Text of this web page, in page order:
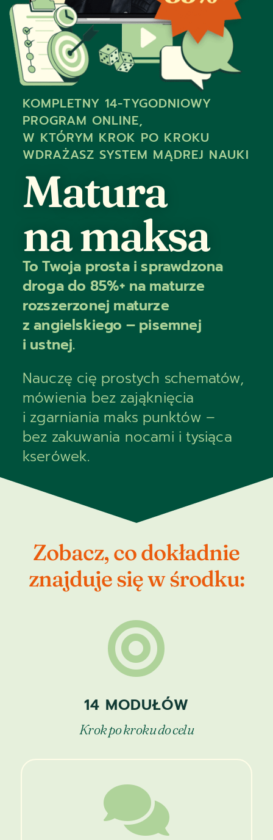
KOMPLETNY 14-TYGODNIOWY
PROGRAM ONLINE,
W KTÓRYM KROK PO KROKU
WDRAŻASZ SYSTEM MĄDREJ NAUKI
Matura
na maksa
To Twoja prosta i sprawdzona
droga do 85%+ na maturze
rozszerzonej maturze
z angielskiego – pisemnej
i ustnej.
Nauczę cię prostych schematów,
mówienia bez zająknięcia
i zgarniania maks punktów –
bez zakuwania nocami i tysiąca
kserówek.
Zobacz, co dokładnie
znajduje się w środku:

14 MODUŁÓW
Krok po kroku do celu
